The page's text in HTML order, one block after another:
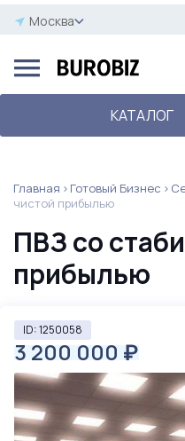
Москва
КАТАЛОГ
Главная Готовый Бизнес
чистой прибылью
ПВЗ со
прибылью
ID: 1250058
3 200 000 ₽